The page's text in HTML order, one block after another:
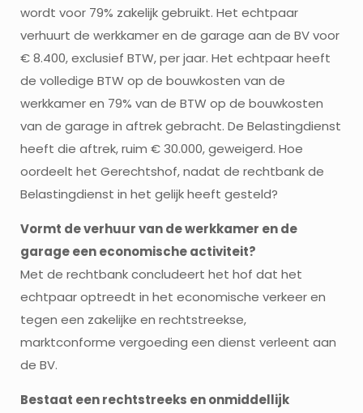
wordt voor 79% zakelijk gebruikt. Het echtpaar
verhuurt de werkkamer en de garage aan de BV voor
€ 8.400, exclusief BTW, per jaar. Het echtpaar heeft
de volledige BTW op de bouwkosten van de
werkkamer en 79% van de BTW op de bouwkosten
van de garage in aftrek gebracht. De Belastingdienst
heeft die aftrek, ruim € 30.000, geweigerd. Hoe
oordeelt het Gerechtshof, nadat de rechtbank de
Belastingdienst in het gelijk heeft gesteld?
Vormt de verhuur van de werkkamer en de
garage een economische activiteit?
Met de rechtbank concludeert het hof dat het
echtpaar optreedt in het economische verkeer en
tegen een zakelijke en rechtstreekse,
marktconforme vergoeding een dienst verleent aan
de BV.
Bestaat een rechtstreeks en onmiddellijk